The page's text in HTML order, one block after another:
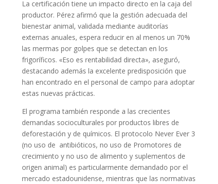
La certificación tiene un impacto directo en la caja del
productor. Pérez afirmó que la gestión adecuada del
bienestar animal, validada mediante auditorías
externas anuales, espera reducir en al menos un 70%
las mermas por golpes que se detectan en los
frigoríficos. «Eso es rentabilidad directa», aseguró,
destacando además la excelente predisposición que
han encontrado en el personal de campo para adoptar
estas nuevas prácticas.
El programa también responde a las crecientes
demandas socioculturales por productos libres de
deforestación y de químicos. El protocolo Never Ever 3
(no uso de antibióticos, no uso de Promotores de
crecimiento y no uso de alimento y suplementos de
origen animal) es particularmente demandado por el
mercado estadounidense, mientras que las normativas